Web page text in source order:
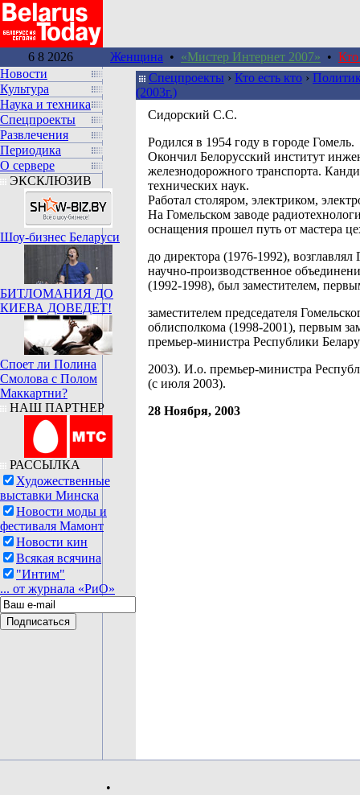
6 8 2026 Женщина • «Мистер Интернет 2007» • Кто
Новости
Культура
Наука и техника
Спецпроекты
Развлечения
Периодика
О сервере
ЭКСКЛЮЗИВ
Шоу-бизнес Беларуси
БИТЛОМАНИЯ ДО
КИЕВА ДОВЕДЕТ!
Споет ли Полина
Смолова с Полом
Маккартни?
НАШ ПАРТНЕР
РАССЫЛКА
Художественные
выставки Минска
Новости моды и
фестиваля Мамонт
Новости кин
Всякая всячина
"Интим"
... от журнала «РиО»
Спецпроекты › Кто есть кто ›
(2003г.)
Сидорский С.С.
Родился в 1954 году в городе Гомель.
Окончил Белорусский институт
железнодорожного транспорта.
технических наук.
Работал столяром, электриком,
На Гомельском заводе
оснащения прошел путь от мастера
до директора (1976-1992), возглавлял
научно-производственное
(1992-1998), был заместителем,
заместителем председателя
облисполкома (1998-2001), первым
премьер-министра Республики
2003). И.о. премьер-министра
(с июля 2003).
28 Ноября, 2003
•